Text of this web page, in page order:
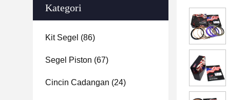
Kategori
Kit Segel (86)
Segel Piston (67)
Cincin Cadangan (24)